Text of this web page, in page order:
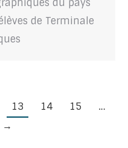
du pays
de Terminale
13 14 15
…
→